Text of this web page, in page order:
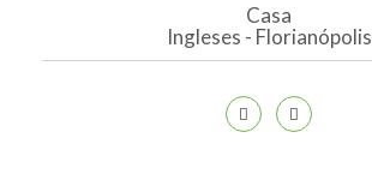
Casa
Ingleses - Florianópolis